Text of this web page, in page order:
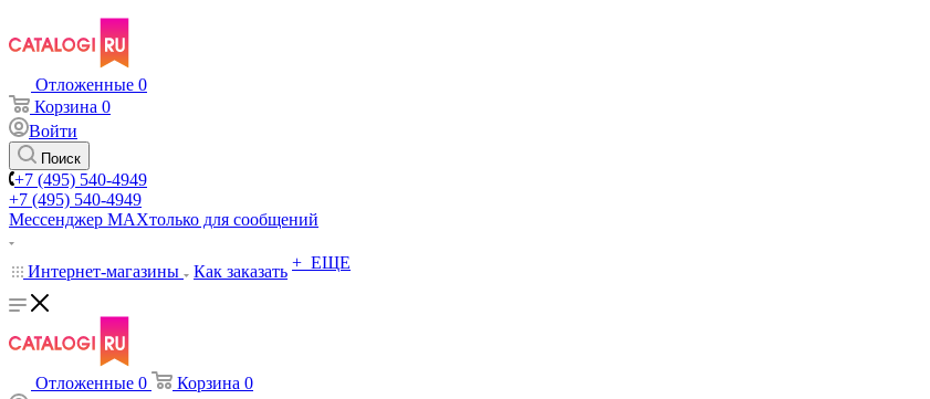
Отложенные 0
Корзина 0
Войти
Поиск
+7 (495) 540-4949
+7 (495) 540-4949
Мессенджер МАХтолько для сообщений
Интернет-магазины Как заказать + ЕЩЕ
Отложенные 0 Корзина 0